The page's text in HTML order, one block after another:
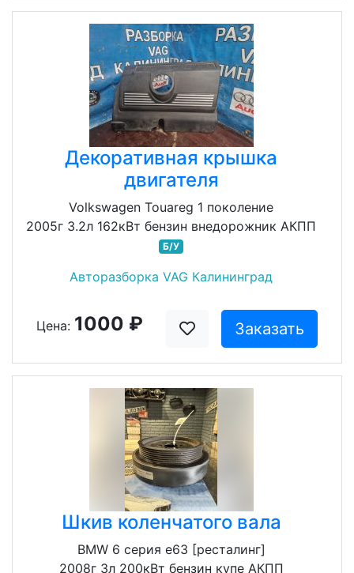
Декоративная крышка
двигателя
Volkswagen Touareg 1 поколение
2005г 3.2л 162кВт бензин внедорожник АКПП
Б/У
Авторазборка VAG Калининград
Цена: 1000 ₽ Заказать
Шкив коленчатого вала
BMW 6 серия e63 [ресталинг]
2008г 3л 200кВт бензин купе АКПП